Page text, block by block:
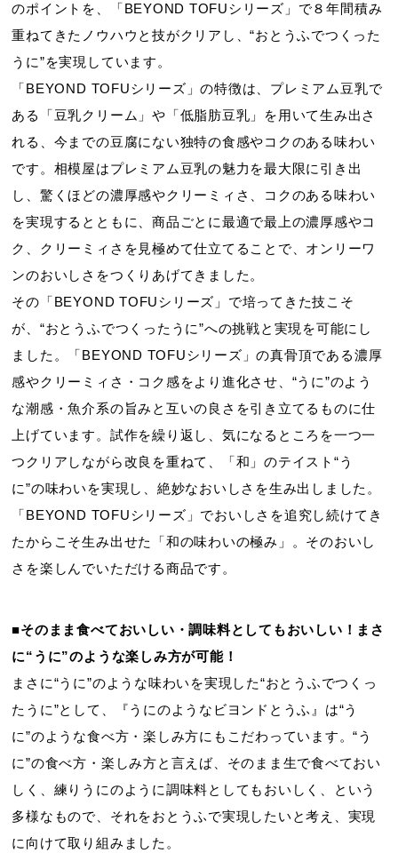
のポイントを、「BEYOND TOFUシリーズ」で８年間積み
重ねてきたノウハウと技がクリアし、“おとうふでつくった
うに”を実現しています。
「BEYOND TOFUシリーズ」の特徴は、プレミアム豆乳で
ある「豆乳クリーム」や「低脂肪豆乳」を用いて生み出さ
れる、今までの豆腐にない独特の食感やコクのある味わい
です。相模屋はプレミアム豆乳の魅力を最大限に引き出
し、驚くほどの濃厚感やクリーミィさ、コクのある味わい
を実現するとともに、商品ごとに最適で最上の濃厚感やコ
ク、クリーミィさを見極めて仕立てることで、オンリーワ
ンのおいしさをつくりあげてきました。
その「BEYOND TOFUシリーズ」で培ってきた技こそ
が、“おとうふでつくったうに”への挑戦と実現を可能にし
ました。「BEYOND TOFUシリーズ」の真骨頂である濃厚
感やクリーミィさ・コク感をより進化させ、“うに”のよう
な潮感・魚介系の旨みと互いの良さを引き立てるものに仕
上げています。試作を繰り返し、気になるところを一つ一
つクリアしながら改良を重ねて、「和」のテイスト“う
に”の味わいを実現し、絶妙なおいしさを生み出しました。
「BEYOND TOFUシリーズ」でおいしさを追究し続けてき
たからこそ生み出せた「和の味わいの極み」。そのおいし
さを楽しんでいただける商品です。
■そのまま食べておいしい・調味料としてもおいしい！まさ
に“うに”のような楽しみ方が可能！
まさに“うに”のような味わいを実現した“おとうふでつくっ
たうに”として、『うにのようなビヨンドとうふ』は“う
に”のような食べ方・楽しみ方にもこだわっています。“う
に”の食べ方・楽しみ方と言えば、そのまま生で食べておい
しく、練りうにのように調味料としてもおいしく、という
多様なもので、それをおとうふで実現したいと考え、実現
に向けて取り組みました。